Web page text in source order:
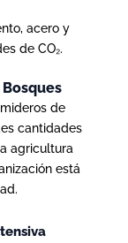
acero y
de CO₂.
de
cantidades
agricultura
está